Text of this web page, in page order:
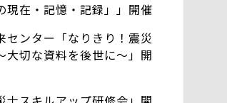
現在・記憶・記録」」開催
センター「なりきり！震災
大切な資料を後世に～」開